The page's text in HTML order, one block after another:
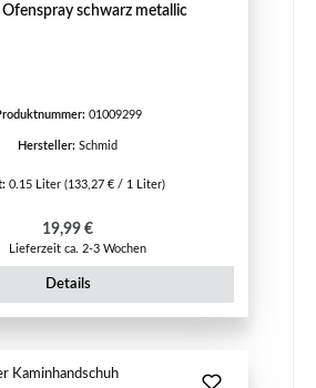
schwarz metallic
01009299
Hersteller: Schmid
0.15 Liter (133,27 € / 1 Liter)
Regulärer Preis:
19,99 €
Lieferzeit ca. 2-3 Wochen
Details